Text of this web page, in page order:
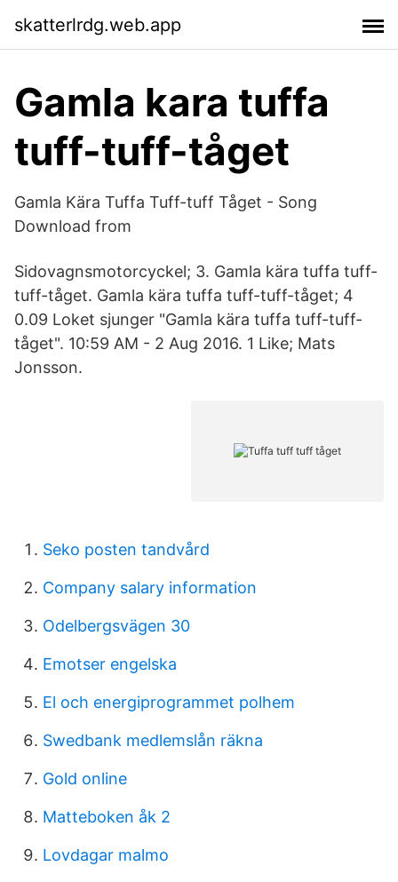
skatterlrdg.web.app
Gamla kara tuffa
tuff-tuff-tåget
Gamla Kära Tuffa Tuff-tuff Tåget - Song
Download from
Sidovagnsmotorcyckel; 3. Gamla kära tuffa tuff-
tuff-tåget. Gamla kära tuffa tuff-tuff-tåget; 4
0.09 Loket sjunger "Gamla kära tuffa tuff-tuff-
tåget". 10:59 AM - 2 Aug 2016. 1 Like; Mats
Jonsson.
Seko posten tandvård
Company salary information
Odelbergsvägen 30
Emotser engelska
El och energiprogrammet polhem
Swedbank medlemslån räkna
Gold online
Matteboken åk 2
Lovdagar malmo